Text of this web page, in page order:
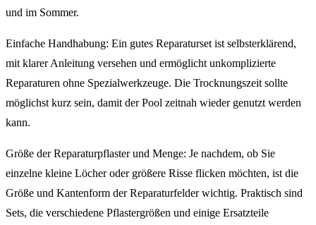
und im Sommer.
Einfache Handhabung: Ein gutes Reparaturset ist selbsterklärend,
mit klarer Anleitung versehen und ermöglicht unkomplizierte
Reparaturen ohne Spezialwerkzeuge. Die Trocknungszeit sollte
möglichst kurz sein, damit der Pool zeitnah wieder genutzt werden
kann.
Größe der Reparaturpflaster und Menge: Je nachdem, ob Sie
einzelne kleine Löcher oder größere Risse flicken möchten, ist die
Größe und Kantenform der Reparaturfelder wichtig. Praktisch sind
Sets, die verschiedene Pflastergrößen und einige Ersatzteile